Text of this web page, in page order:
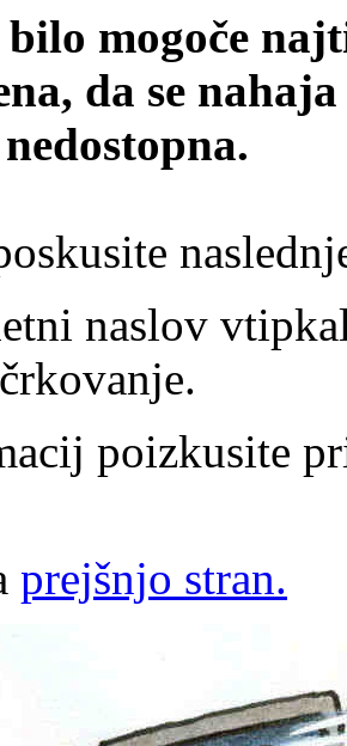
mogoče
da se
naslov
poizkusite
prejšnjo stran.